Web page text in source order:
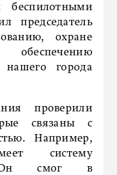
председатель
охране
нашего города
проверили
связаны с
Например,
систему
Он смог в